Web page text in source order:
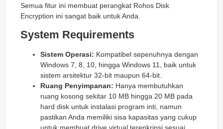
Semua fitur ini membuat perangkat Rohos Disk
Encryption ini sangat baik untuk Anda.
System Requirements
Sistem Operasi: Kompatibel sepenuhnya dengan
Windows 7, 8, 10, hingga Windows 11, baik untuk
sistem arsitektur 32-bit maupun 64-bit.
Ruang Penyimpanan: Hanya membutuhkan
ruang kosong sekitar 10 MB hingga 20 MB pada
hard disk untuk instalasi program inti, namun
pastikan Anda memiliki sisa kapasitas yang cukup